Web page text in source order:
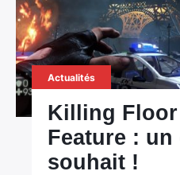
Actualités
Killing
Feature :
souhait !